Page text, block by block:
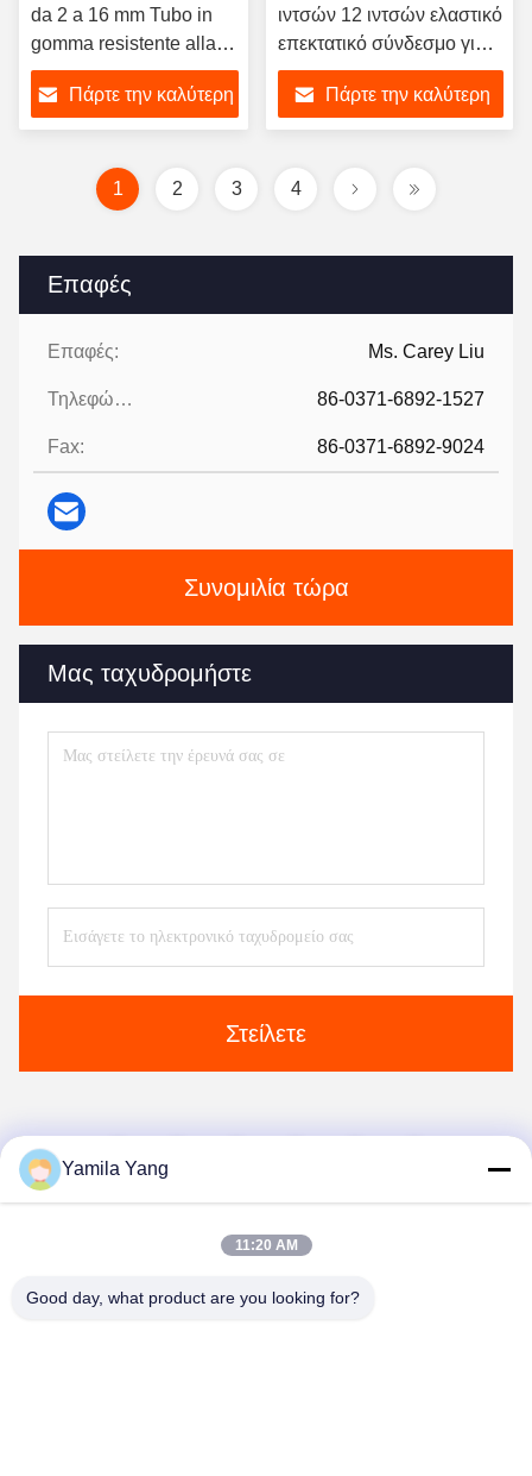
Επαφές
Επαφές: Ms. Carey Liu
Τηλεφώνημα: 86-0371-6892-1527
Fax: 86-0371-6892-9024
Συνομιλία τώρα
Μας ταχυδρομήστε
Στείλετε
da 2 a 16 mm Tubo in
gomma resistente alla
corrosione che offre
durata nelle applicazioni
di trasporto di petrolio,
Πάρτε την καλύτερη
ιντσών 12 ιντσών ελαστικό
επεκτατικό σύνδεσμο για
σωλήνα
Πάρτε την καλύτερη
1 2 3 4
Yamila Yang
11:20 AM
Good day, what product are you looking for?